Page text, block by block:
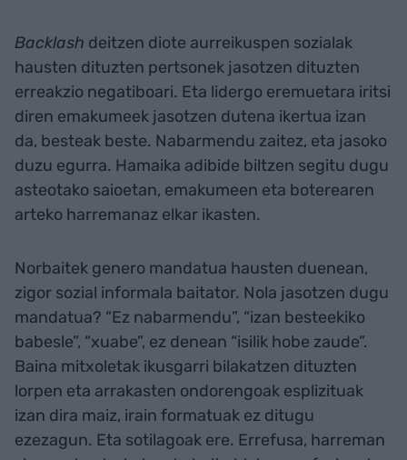
Backlash deitzen diote aurreikuspen sozialak
hausten dituzten pertsonek jasotzen dituzten
erreakzio negatiboari. Eta lidergo eremuetara iritsi
diren emakumeek jasotzen dutena ikertua izan
da, besteak beste. Nabarmendu zaitez, eta jasoko
duzu egurra. Hamaika adibide biltzen segitu dugu
asteotako saioetan, emakumeen eta boterearen
arteko harremanaz elkar ikasten.
Norbaitek genero mandatua hausten duenean,
zigor sozial informala baitator. Nola jasotzen dugu
mandatua? “Ez nabarmendu”, “izan besteekiko
babesle”, “xuabe”, ez denean “isilik hobe zaude”.
Baina mitxoletak ikusgarri bilakatzen dituzten
lorpen eta arrakasten ondorengoak esplizituak
izan dira maiz, irain formatuak ez ditugu
ezezagun. Eta sotilagoak ere. Errefusa, harreman